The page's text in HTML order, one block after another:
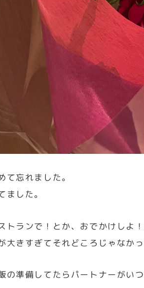
て忘れました。
ました。
トランで！とか、おでかけしよ
大きすぎてそれどころじゃなかっ
の準備してたらパートナーがい